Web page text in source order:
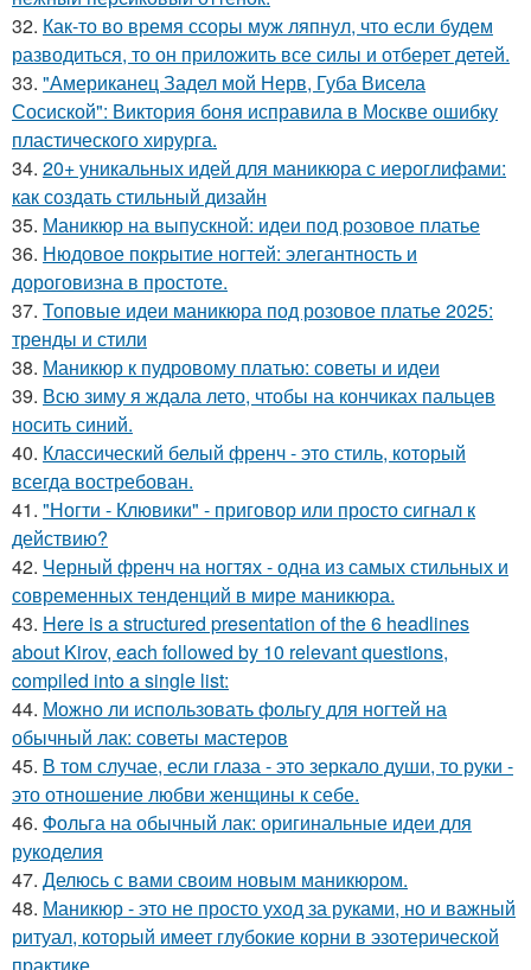
32. Как-то во время ссоры муж ляпнул, что если будем
разводиться, то он приложить все силы и отберет детей.
33. "Американец Задел мой Нерв, Губа Висела
Сосиской": Виктория боня исправила в Москве ошибку
пластического хирурга.
34. 20+ уникальных идей для маникюра с иероглифами:
как создать стильный дизайн
35. Маникюр на выпускной: идеи под розовое платье
36. Нюдовое покрытие ногтей: элегантность и
дороговизна в простоте.
37. Топовые идеи маникюра под розовое платье 2025:
тренды и стили
38. Маникюр к пудровому платью: советы и идеи
39. Всю зиму я ждала лето, чтобы на кончиках пальцев
носить синий.
40. Классический белый френч - это стиль, который
всегда востребован.
41. "Ногти - Клювики" - приговор или просто сигнал к
действию?
42. Черный френч на ногтях - одна из самых стильных и
современных тенденций в мире маникюра.
43. Here is a structured presentation of the 6 headlines
about Kirov, each followed by 10 relevant questions,
compiled into a single list:
44. Можно ли использовать фольгу для ногтей на
обычный лак: советы мастеров
45. В том случае, если глаза - это зеркало души, то руки -
это отношение любви женщины к себе.
46. Фольга на обычный лак: оригинальные идеи для
рукоделия
47. Делюсь с вами своим новым маникюром.
48. Маникюр - это не просто уход за руками, но и важный
ритуал, который имеет глубокие корни в эзотерической